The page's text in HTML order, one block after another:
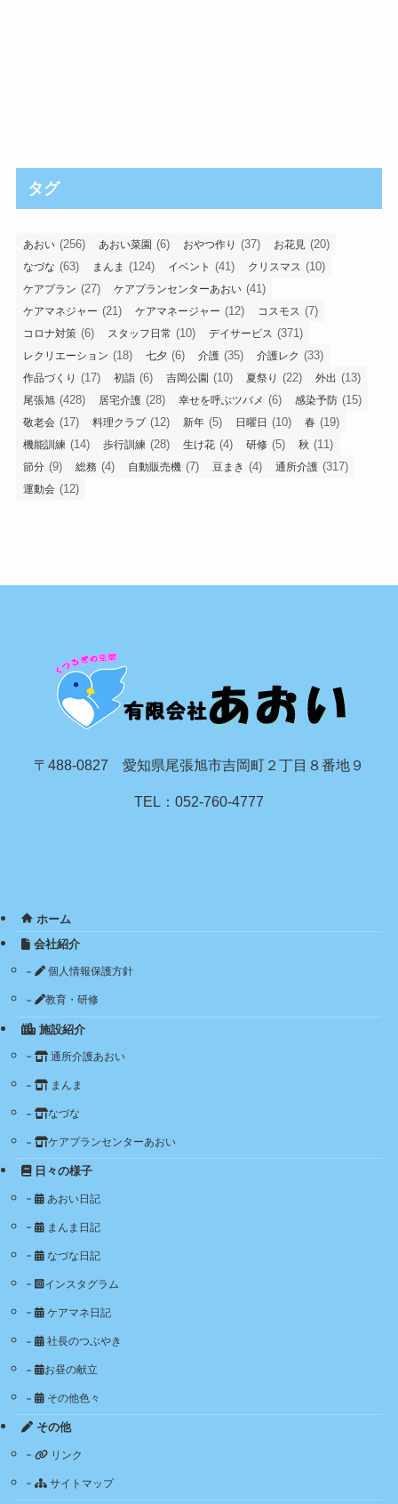
タグ
あおい (256) あおい菜園 (6) おやつ作り (37) お花見 (20)
なづな (63) まんま (124) イベント (41) クリスマス (10)
ケアプラン (27) ケアプランセンターあおい (41)
ケアマネジャー (21) ケアマネージャー (12) コスモス (7)
コロナ対策 (6) スタッフ日常 (10) デイサービス (371)
レクリエーション (18) 七夕 (6) 介護 (35) 介護レク (33)
作品づくり (17) 初詣 (6) 吉岡公園 (10) 夏祭り (22) 外出 (13)
尾張旭 (428) 居宅介護 (28) 幸せを呼ぶツバメ (6) 感染予防 (15)
敬老会 (17) 料理クラブ (12) 新年 (5) 日曜日 (10) 春 (19)
機能訓練 (14) 歩行訓練 (28) 生け花 (4) 研修 (5) 秋 (11)
節分 (9) 総務 (4) 自動販売機 (7) 豆まき (4) 通所介護 (317)
運動会 (12)
〒488-0827 愛知県尾張旭市吉岡町２丁目８番地９
TEL：052-760-4777
ホーム
会社紹介
個人情報保護方針
教育・研修
施設紹介
通所介護あおい
まんま
なづな
ケアプランセンターあおい
日々の様子
あおい日記
まんま日記
なづな日記
インスタグラム
ケアマネ日記
社長のつぶやき
お昼の献立
その他色々
その他
リンク
サイトマップ